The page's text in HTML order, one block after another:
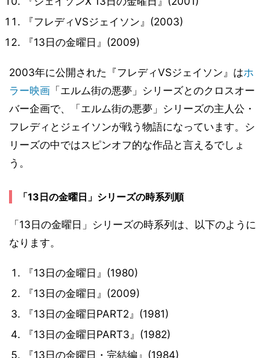
『フレディVSジェイソン』(2003)
『13日の金曜日』(2009)
2003年に公開された『フレディVSジェイソン』はホ
ラー映画 「エルム街の悪夢」シリーズとのクロスオー
バー企画で、「エルム街の悪夢」シリーズの主人公・
フレディとジェイソンが戦う物語になっています。シ
リーズの中ではスピンオフ的な作品と言えるでしょ
う。
「13日の金曜日」シリーズの時系列順
「13日の金曜日」シリーズの時系列は、以下のように
なります。
『13日の金曜日』(1980)
『13日の金曜日』(2009)
『13日の金曜日PART2』(1981)
『13日の金曜日PART3』(1982)
『13日の金曜日・完結編』(1984)